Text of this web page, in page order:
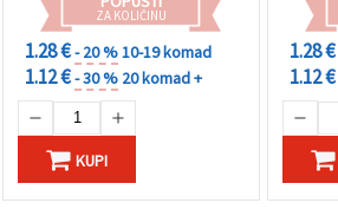
ZA KOLIČINU
1.28 €- 20 %10-19 komad
1.12 €- 30 % 20 komad +
KUPI
1.28 €
1.12 €